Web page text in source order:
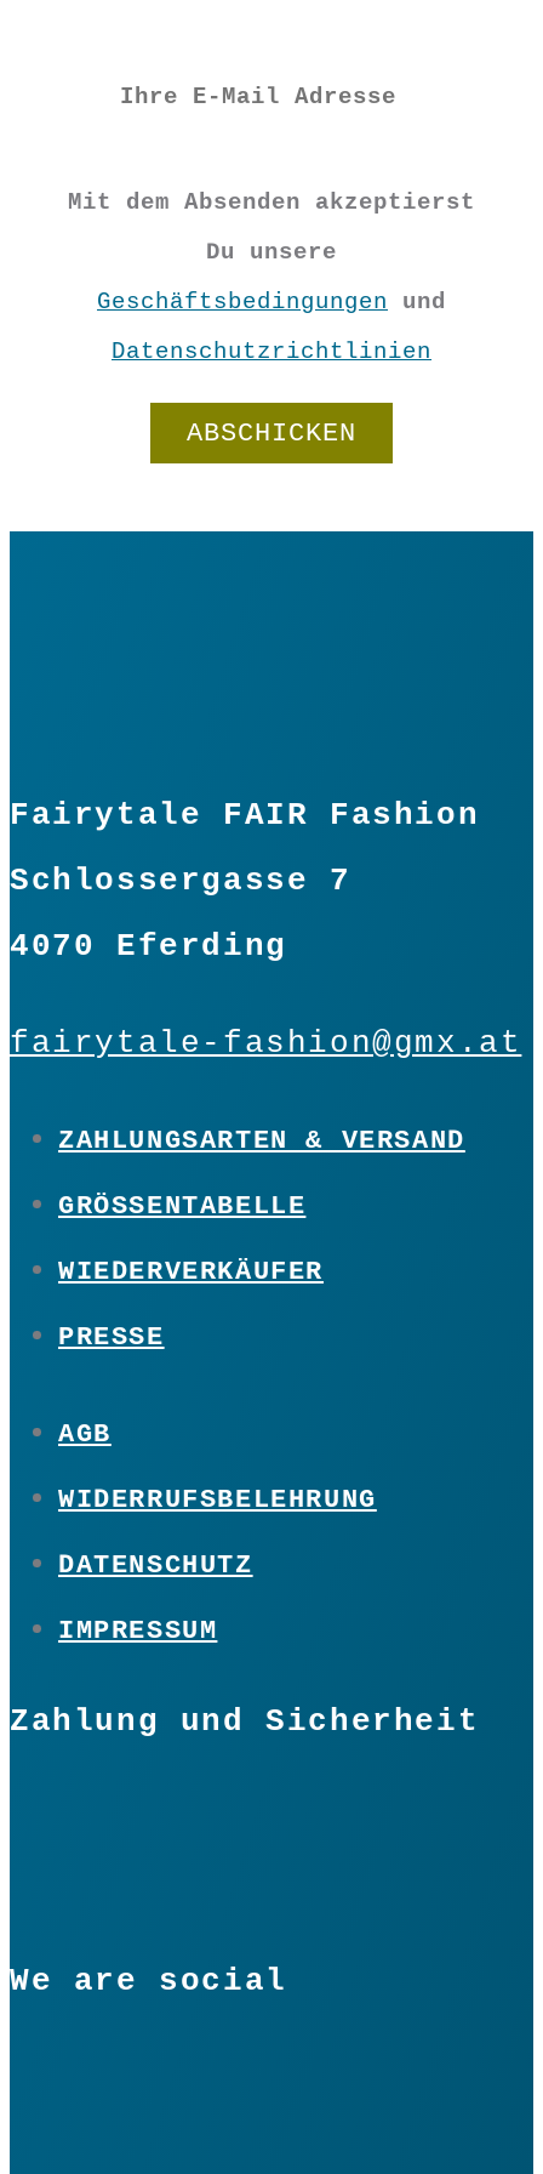
Mit dem Absenden akzeptierst
Du unsere
Geschäftsbedingungen und
Datenschutzrichtlinien
Fairytale FAIR Fashion
Schlossergasse 7
4070 Eferding
fairytale-fashion@gmx.at
ZAHLUNGSARTEN & VERSAND
GRÖSSENTABELLE
WIEDERVERKÄUFER
PRESSE
AGB
WIDERRUFSBELEHRUNG
DATENSCHUTZ
IMPRESSUM
Zahlung und Sicherheit
We are social